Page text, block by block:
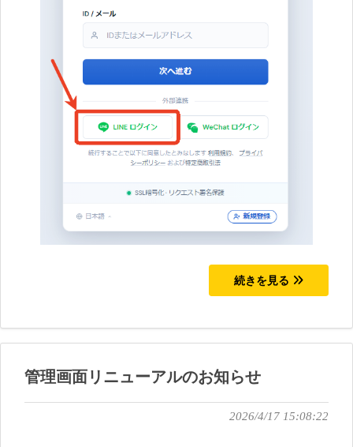
続きを見る
管理画面リニューアルのお知らせ
2026/4/17 15:08:22